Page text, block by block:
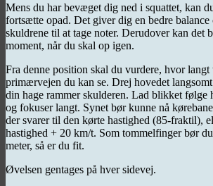
Mens du har bevæget dig ned i squattet, kan
fortsætte opad. Det giver dig en bedre balance
skuldrene til at tage noter. Derudover kan det
moment, når du skal op igen.
Fra denne position skal du vurdere, hvor langt
primærvejen du kan se. Drej hovedet
din hage rammer skulderen. Lad blikket følge
og fokuser langt. Synet bør kunne nå
der svarer til den kørte hastighed (85-fraktil),
hastighed + 20 km/t. Som tommelfinger bør
meter, så er du fit.
Øvelsen gentages på hver sidevej.